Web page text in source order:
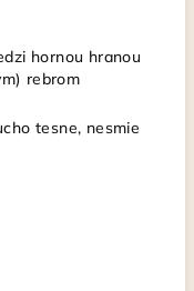
hornou hranou
rebrom
tesne, nesmie